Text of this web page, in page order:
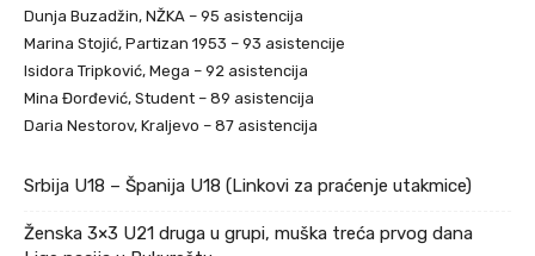
Dunja Buzadžin, NŽKA – 95 asistencija
Marina Stojić, Partizan 1953 – 93 asistencije
Isidora Tripković, Mega – 92 asistencija
Mina Đorđević, Student – 89 asistencija
Daria Nestorov, Kraljevo – 87 asistencija
Srbija U18 – Španija U18 (Linkovi za praćenje utakmice)
Ženska 3×3 U21 druga u grupi, muška treća prvog dana